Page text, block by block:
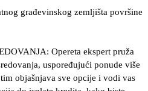
građevinskog zemljišta površine
Opereta ekspert pruža
uspoređujući ponude više
objašnjava sve opcije i vodi vas